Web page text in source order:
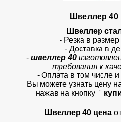
Швеллер 40
Швеллер
- Резка в
- Доставка в
- швеллер 40
требования к
- Оплата в том числе и
Вы можете узнать цену
нажав на кнопку "
Швеллер 40 цена от